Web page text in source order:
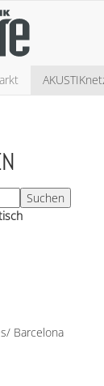
Barcelona